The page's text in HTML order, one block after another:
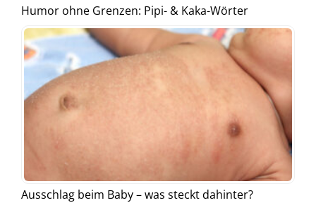
Humor ohne Grenzen: Pipi- & Kaka-Wörter
Ausschlag beim Baby – was steckt dahinter?